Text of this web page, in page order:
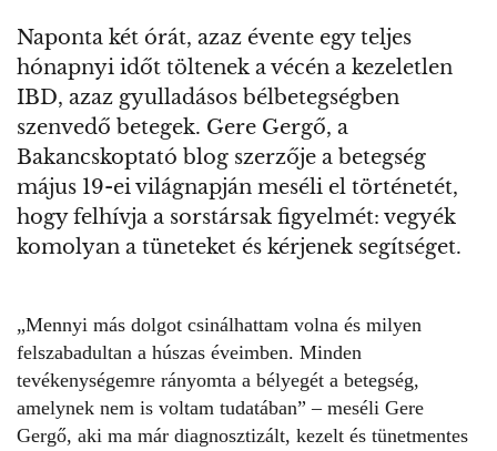
Naponta két órát, azaz évente egy teljes
hónapnyi időt töltenek a vécén a kezeletlen
IBD, azaz gyulladásos bélbetegségben
szenvedő betegek. Gere Gergő, a
Bakancskoptató blog szerzője a betegség
május 19-ei világnapján meséli el történetét,
hogy felhívja a sorstársak figyelmét: vegyék
komolyan a tüneteket és kérjenek segítséget.
„Mennyi más dolgot csinálhattam volna és milyen
felszabadultan a húszas éveimben. Minden
tevékenységemre rányomta a bélyegét a betegség,
amelynek nem is voltam tudatában” – meséli Gere
Gergő, aki ma már diagnosztizált, kezelt és tünetmentes